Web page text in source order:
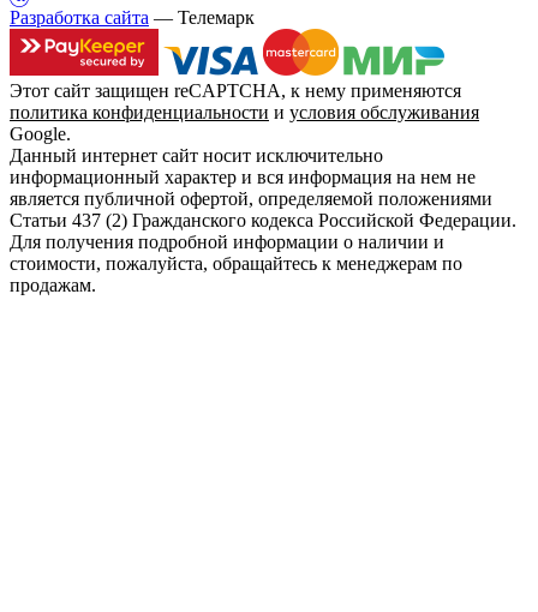
Разработка сайта — Телемарк
Этот сайт защищен reCAPTCHA, к нему применяются
политика конфиденциальности и условия обслуживания
Google.
Данный интернет сайт носит исключительно
информационный характер и вся информация на нем не
является публичной офертой, определяемой положениями
Статьи 437 (2) Гражданского кодекса Российской Федерации.
Для получения подробной информации о наличии и
стоимости, пожалуйста, обращайтесь к менеджерам по
продажам.